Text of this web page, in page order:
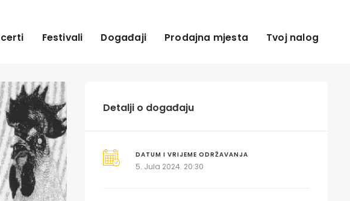
Festivali Događaji Prodajna mjesta Tvoj nalog
Detalji o događaju
DATUM I VRIJEME ODRŽAVANJA
5. Jula 2024. 20:30